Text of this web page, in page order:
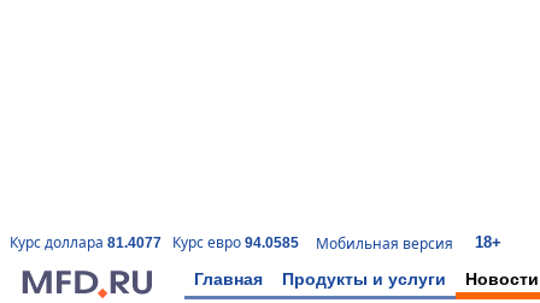
Курс доллара 81.4077 Курс евро 94.0585 Мобильная версия 18+
Главная Продукты и услуги Новости